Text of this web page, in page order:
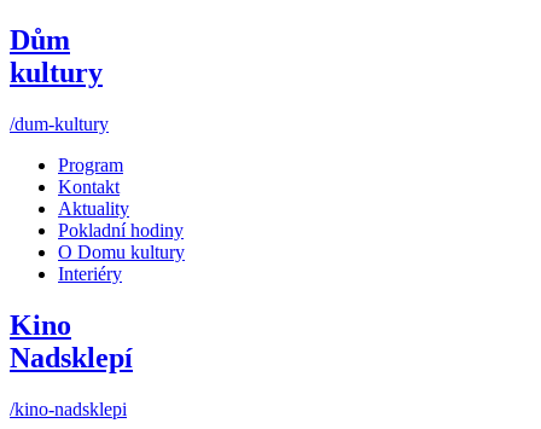
Dům
kultury
/dum-kultury
Program
Kontakt
Aktuality
Pokladní hodiny
O Domu kultury
Interiéry
Kino
Nadsklepí
/kino-nadsklepi